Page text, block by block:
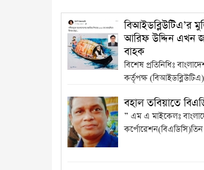
বিআইডব্লিউটিএ’র
আরিফ উদ্দিন এখন
বাহক
বিশেষ প্রতিনিধিঃ
কর্তৃপক্ষ
বহাল তবিয়াতে
” এম এ মাইকেলঃ
কর্পোরেশন(বিএডিসি)তিন